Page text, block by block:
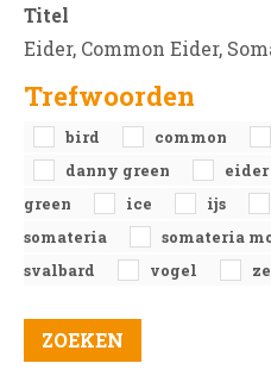
Titel
Eider, Common Eider,
Trefwoorden
bird common
danny green
eider
green
ice ijs
somateria
somateria
svalbard
vogel